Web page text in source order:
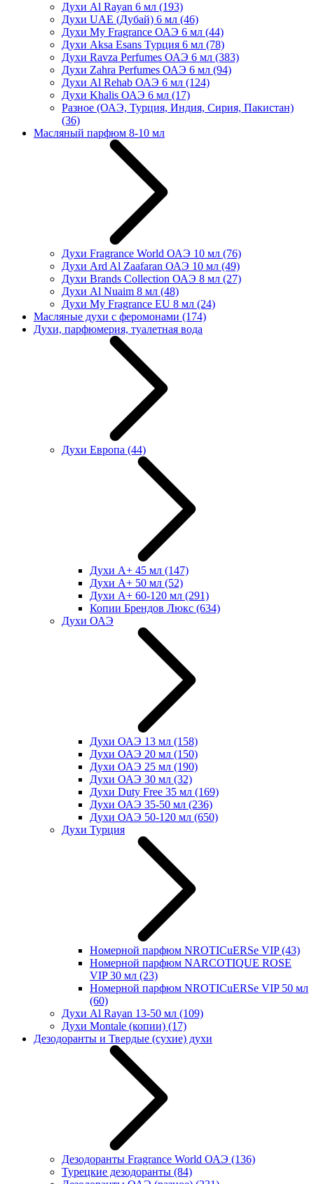
Духи Al Rayan 6 мл (193)
Духи UAE (Дубай) 6 мл (46)
Духи My Fragrance ОАЭ 6 мл (44)
Духи Aksa Esans Турция 6 мл (78)
Духи Ravza Perfumes ОАЭ 6 мл (383)
Духи Zahra Perfumes ОАЭ 6 мл (94)
Духи Al Rehab ОАЭ 6 мл (124)
Духи Khalis ОАЭ 6 мл (17)
Разное (ОАЭ, Турция, Индия, Сирия, Пакистан)
(36)
Масляный парфюм 8-10 мл
Духи Fragrance World ОАЭ 10 мл (76)
Духи Ard Al Zaafaran ОАЭ 10 мл (49)
Духи Brands Collection ОАЭ 8 мл (27)
Духи Al Nuaim 8 мл (48)
Духи My Fragrance EU 8 мл (24)
Масляные духи с феромонами (174)
Духи, парфюмерия, туалетная вода
Духи Европа (44)
Духи А+ 45 мл (147)
Духи А+ 50 мл (52)
Духи А+ 60-120 мл (291)
Копии Брендов Люкс (634)
Духи ОАЭ
Духи ОАЭ 13 мл (158)
Духи ОАЭ 20 мл (150)
Духи ОАЭ 25 мл (190)
Духи ОАЭ 30 мл (32)
Духи Duty Free 35 мл (169)
Духи ОАЭ 35-50 мл (236)
Духи ОАЭ 50-120 мл (650)
Духи Турция
Номерной парфюм NROTICuERSe VIP(43)
Номерной парфюм NARCOTIQUE ROSE
VIP 30 мл (23)
Номерной парфюм NROTICuERSe VIP 50 мл
(60)
Духи Al Rayan 13-50 мл (109)
Духи Montale (копии) (17)
Дезодоранты и Твердые (сухие) духи
Дезодоранты Fragrance World ОАЭ (136)
Турецкие дезодоранты (84)